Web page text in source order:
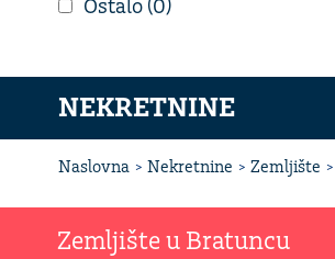
Ostalo (0)
NEKRETNINE
Naslovna Nekretnine Zemljište
Zemljište u Bratuncu